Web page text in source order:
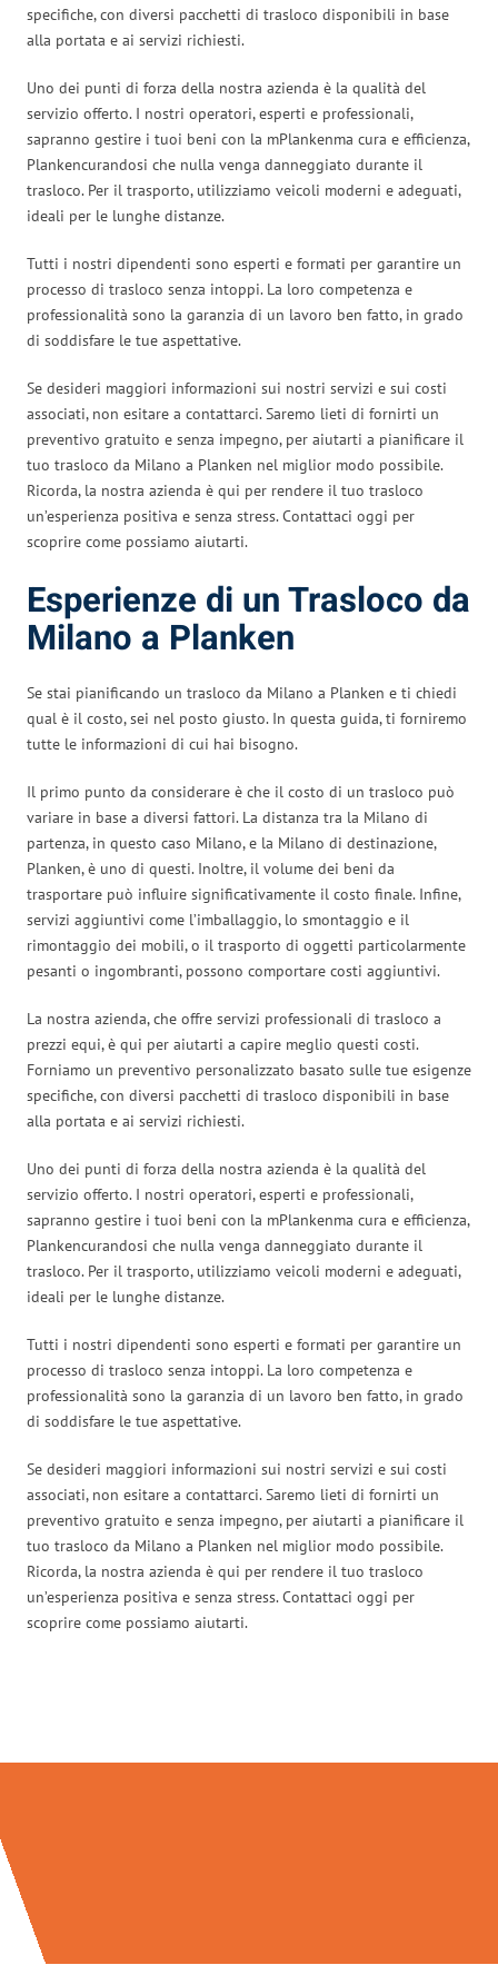
specifiche, con diversi pacchetti di trasloco disponibili in base
alla portata e ai servizi richiesti.
Uno dei punti di forza della nostra azienda è la qualità del
servizio offerto. I nostri operatori, esperti e professionali,
sapranno gestire i tuoi beni con la mPlankenma cura e efficienza,
Plankencurandosi che nulla venga danneggiato durante il
trasloco. Per il trasporto, utilizziamo veicoli moderni e adeguati,
ideali per le lunghe distanze.
Tutti i nostri dipendenti sono esperti e formati per garantire un
processo di trasloco senza intoppi. La loro competenza e
professionalità sono la garanzia di un lavoro ben fatto, in grado
di soddisfare le tue aspettative.
Se desideri maggiori informazioni sui nostri servizi e sui costi
associati, non esitare a contattarci. Saremo lieti di fornirti un
preventivo gratuito e senza impegno, per aiutarti a pianificare il
tuo trasloco da Milano a Planken nel miglior modo possibile.
Ricorda, la nostra azienda è qui per rendere il tuo trasloco
un’esperienza positiva e senza stress. Contattaci oggi per
scoprire come possiamo aiutarti.
Esperienze di un Trasloco da
Milano a Planken
Se stai pianificando un trasloco da Milano a Planken e ti chiedi
qual è il costo, sei nel posto giusto. In questa guida, ti forniremo
tutte le informazioni di cui hai bisogno.
Il primo punto da considerare è che il costo di un trasloco può
variare in base a diversi fattori. La distanza tra la Milano di
partenza, in questo caso Milano, e la Milano di destinazione,
Planken, è uno di questi. Inoltre, il volume dei beni da
trasportare può influire significativamente il costo finale. Infine,
servizi aggiuntivi come l’imballaggio, lo smontaggio e il
rimontaggio dei mobili, o il trasporto di oggetti particolarmente
pesanti o ingombranti, possono comportare costi aggiuntivi.
La nostra azienda, che offre servizi professionali di trasloco a
prezzi equi, è qui per aiutarti a capire meglio questi costi.
Forniamo un preventivo personalizzato basato sulle tue esigenze
specifiche, con diversi pacchetti di trasloco disponibili in base
alla portata e ai servizi richiesti.
Uno dei punti di forza della nostra azienda è la qualità del
servizio offerto. I nostri operatori, esperti e professionali,
sapranno gestire i tuoi beni con la mPlankenma cura e efficienza,
Plankencurandosi che nulla venga danneggiato durante il
trasloco. Per il trasporto, utilizziamo veicoli moderni e adeguati,
ideali per le lunghe distanze.
Tutti i nostri dipendenti sono esperti e formati per garantire un
processo di trasloco senza intoppi. La loro competenza e
professionalità sono la garanzia di un lavoro ben fatto, in grado
di soddisfare le tue aspettative.
Se desideri maggiori informazioni sui nostri servizi e sui costi
associati, non esitare a contattarci. Saremo lieti di fornirti un
preventivo gratuito e senza impegno, per aiutarti a pianificare il
tuo trasloco da Milano a Planken nel miglior modo possibile.
Ricorda, la nostra azienda è qui per rendere il tuo trasloco
un’esperienza positiva e senza stress. Contattaci oggi per
scoprire come possiamo aiutarti.